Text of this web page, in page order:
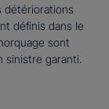
détériorations
définis dans le
sont
sinistre garanti.